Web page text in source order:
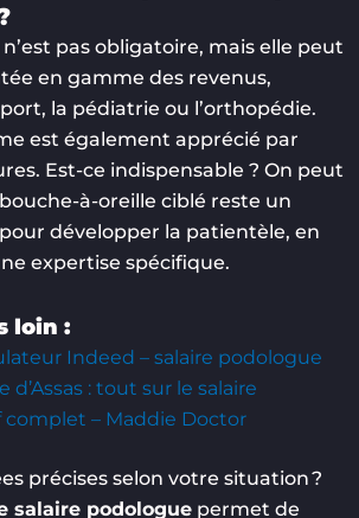
pas obligatoire, mais elle peut
en gamme des revenus,
la pédiatrie ou l’orthopédie.
est également apprécié par
Est-ce indispensable ? On peut
à-oreille ciblé reste un
développer la patientèle, en
expertise spécifique.
loin :
Indeed – salaire podologue
d’Assas : tout sur le salaire
complet – Maddie Doctor
précises selon votre situation ?
salaire podologue permet de